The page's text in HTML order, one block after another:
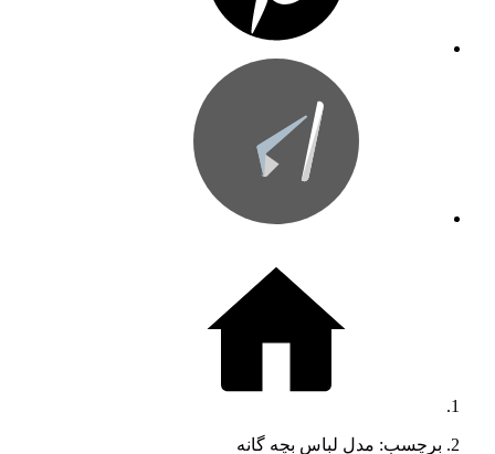
برچسب: مدل لباس بچه گانه